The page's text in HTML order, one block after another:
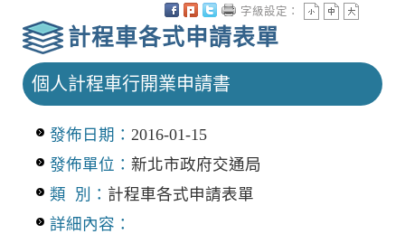
計程車各式申請表單
字級設定：
個人計程車行開業申請書
發佈日期： 2016-01-15
發佈單位： 新北市政府交通局
類 別： 計程車各式申請表單
詳細內容：